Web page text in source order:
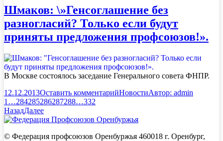
Шмаков: \»Генсоглашение без
разногласий? Только если будут
приняты предложения профсоюзов!».
В Москве состоялось заседание Генерального совета ФНПР.
12.12.2013Оставить комментарийНовостиАвтор: admin
1 …284285286287288…332
НазадДалее
© Федерация профсоюзов Оренбуржья 460018 г. Оренбург,